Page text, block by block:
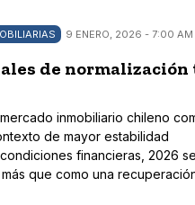
9 ENERO, 2026 - 7:00 AM
de normalización
inmobiliario chileno
de mayor estabilidad
financieras, 2026
que como una